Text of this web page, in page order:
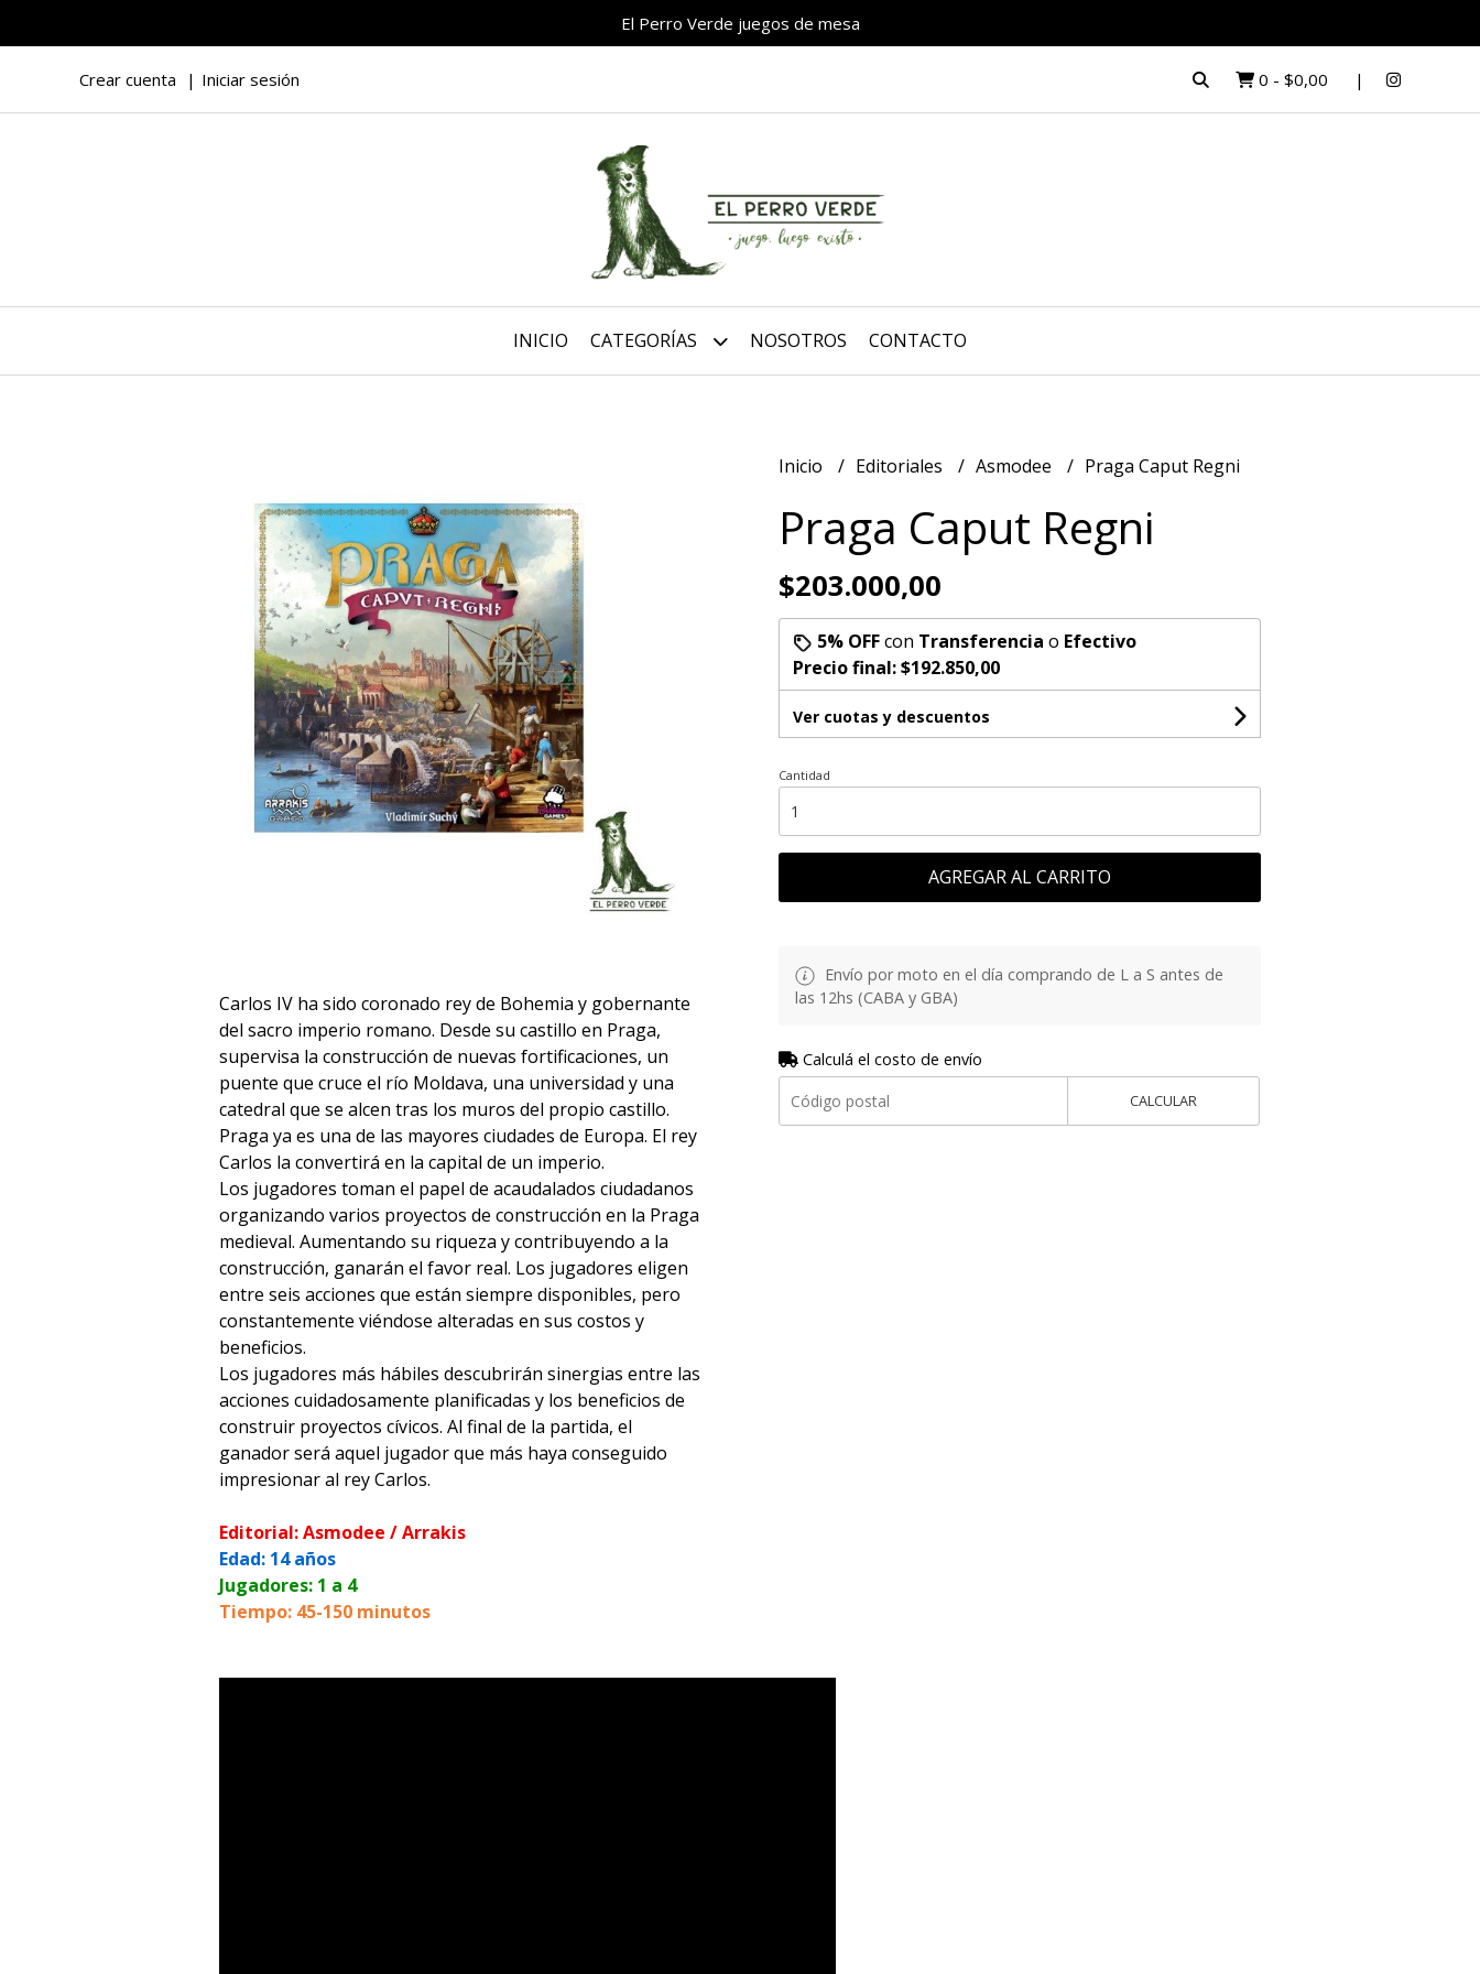
El Perro Verde juegos de mesa
Crear cuenta Iniciar sesión 0 - $0,00
INICIO CATEGORÍAS NOSOTROS CONTACTO
Carlos IV ha sido coronado rey de Bohemia y gobernante
del sacro imperio romano. Desde su castillo en Praga,
supervisa la construcción de nuevas fortificaciones, un
puente que cruce el río Moldava, una universidad y una
catedral que se alcen tras los muros del propio castillo.
Praga ya es una de las mayores ciudades de Europa. El rey
Carlos la convertirá en la capital de un imperio.
Los jugadores toman el papel de acaudalados ciudadanos
organizando varios proyectos de construcción en la Praga
medieval. Aumentando su riqueza y contribuyendo a la
construcción, ganarán el favor real. Los jugadores eligen
entre seis acciones que están siempre disponibles, pero
constantemente viéndose alteradas en sus costos y
beneficios.
Los jugadores más hábiles descubrirán sinergias entre las
acciones cuidadosamente planificadas y los beneficios de
construir proyectos cívicos. Al final de la partida, el
ganador será aquel jugador que más haya conseguido
impresionar al rey Carlos.
Editorial: Asmodee / Arrakis
Edad: 14 años
Jugadores: 1 a 4
Tiempo: 45-150 minutos
Inicio Editoriales Asmodee Praga Caput Regni
Praga Caput Regni
$203.000,00
5% OFFcon Transferencia o Efectivo
Precio final:$192.850,00
Ver cuotas y descuentos
Cantidad
AGREGAR AL CARRITO
Envío por moto en el día comprando de L a S antes de
las 12hs (CABA y GBA)
Calculá el costo de envío
CALCULAR